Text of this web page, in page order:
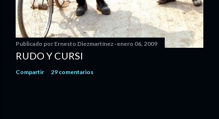
Publicado por Ernesto Diezmartínez enero 06, 2009
RUDO Y CURSI
Compartir 29 comentarios